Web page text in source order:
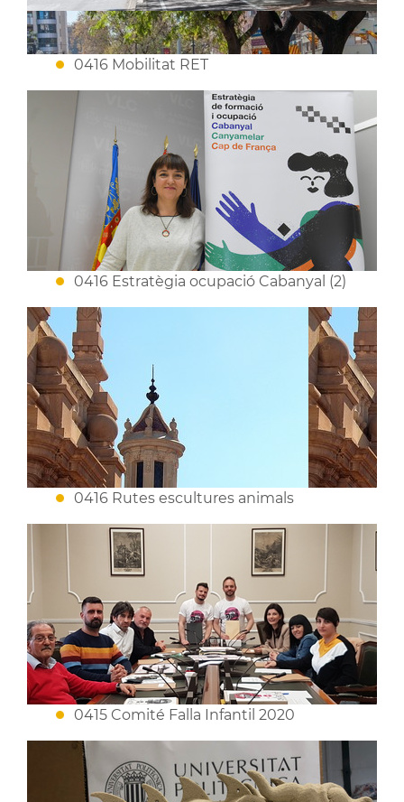
0416 Mobilitat RET
0416 Estratègia ocupació Cabanyal (2)
0416 Rutes escultures animals
0415 Comité Falla Infantil 2020